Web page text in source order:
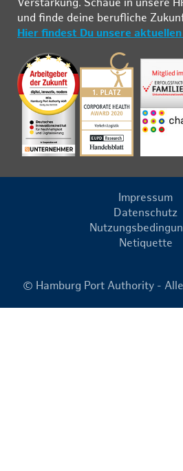
Ver­stär­kung. Schau­e in un­se­re
und fin­de deine be­ruf­li­che
Hier findest Du unsere
Impressum
Datenschutz
Netiquette
© Hamburg Port Authority -